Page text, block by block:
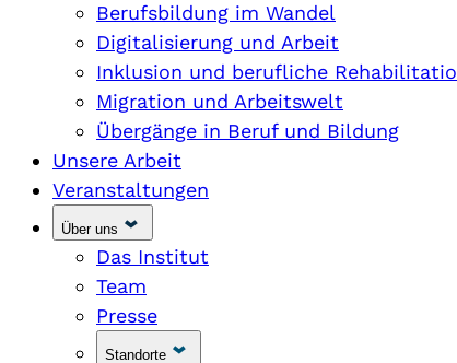
Berufsbildung im Wandel
Digitalisierung und Arbeit
Inklusion und berufliche
Migration und Arbeitswelt
Übergänge in Beruf und Bildung
Unsere Arbeit
Veranstaltungen
Über uns
Das Institut
Team
Presse
Standorte